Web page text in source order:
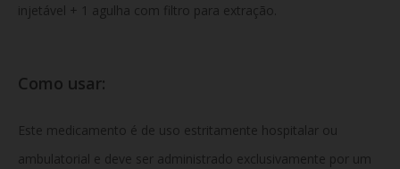
injetável + 1 agulha com filtro para extração.
Como usar:
Este medicamento é de uso estritamente hospitalar ou
ambulatorial e deve ser administrado exclusivamente por um